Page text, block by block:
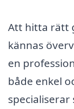
Att hitta rätt
kännas
en
både enkel